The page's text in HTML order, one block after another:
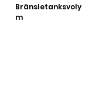
Bränsletanksvoly
m